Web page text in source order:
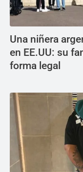
Una niñera
en EE.UU: su
forma legal